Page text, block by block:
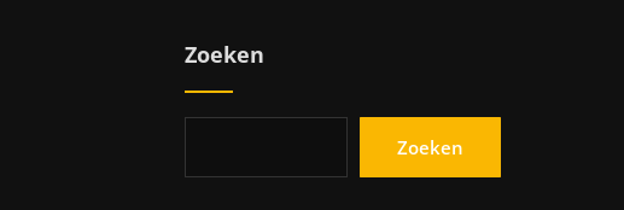
Zoeken
Zoeken